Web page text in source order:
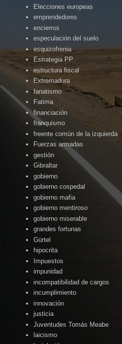
Elecciones europeas
emprendedores
encierros
especulación del suelo
esquizofrenia
Estrategia PP
estructura fiscal
Extremadura
fanatismo
Fatima
financiación
franquismo
freente común de la izquierda
Fuerzas armadas
gestión
Gibraltar
gobierno
gobierno cospedal
gobierno mafia
gobierno mentiroso
gobierno miserable
grandes fortunas
Gürtel
hipocrita
Impuestos
impunidad
incompatibilidad de cargos
incumplimiento
innovación
justicia
Juventudes Tomás Meabe
laicismo